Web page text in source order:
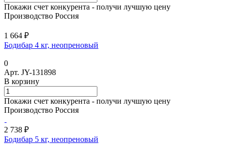
Покажи счет конкурента - получи лучшую цену
Производство Россия
1 664 ₽
Бодибар 4 кг, неопреновый
0
Арт. JY-131898
В корзину
Покажи счет конкурента - получи лучшую цену
Производство Россия
2 738 ₽
Бодибар 5 кг, неопреновый